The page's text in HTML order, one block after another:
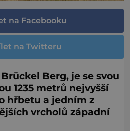
na Facebooku
na Twitteru
Berg, je se svou
1235 metrů nejvyšší
hřbetu a jedním z
vrcholů západní